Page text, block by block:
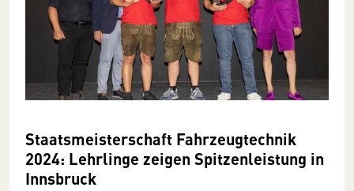
Staatsmeisterschaft Fahrzeugtechnik
2024: Lehrlinge zeigen Spitzenleistung in
Innsbruck